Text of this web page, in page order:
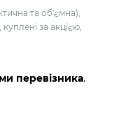
та об'ємна),
за акцією,
перевізника.